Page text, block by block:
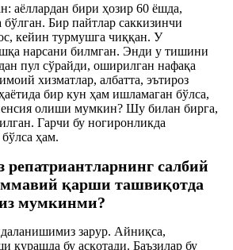
аёллардан бири ҳозир 60 ёшда,
бўлган. Бир пайтлар саккизинчи
кейин турмушга чиққан. У
нарсани билмган. Энди у тишини
пул сўрайди, оширилган нафақа
хизматлар, албатта, эътироз
бир кун ҳам ишламаган бўлса,
олиши мумкин? Шу билан бирга,
Гарчи бу ногиронликда
ҳам.
репатриантларнинг салбий
қарши ташвиқотда
мумкинми?
зарур. Айниқса,
курашда бу асқотади. Баъзилар бу